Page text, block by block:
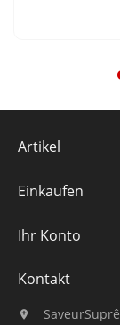
Artikel
Einkaufen
Ihr Konto
Kontakt
